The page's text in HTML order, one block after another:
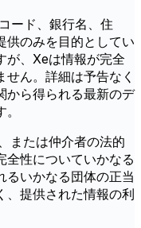
ード、銀行名、住
供のみを目的としてい
が、Xeは情報が完全
ん。詳細は予告なく
から得られる最新のデ
または仲介者の法的
全性についていかなる
るいかなる団体の正当
、提供された情報の利